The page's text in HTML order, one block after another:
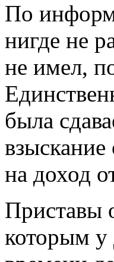
По
нигде не
не имел,
была
на доход
Приставы
которым у